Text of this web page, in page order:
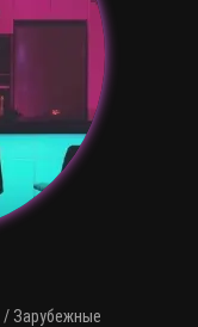
/ Зарубежные